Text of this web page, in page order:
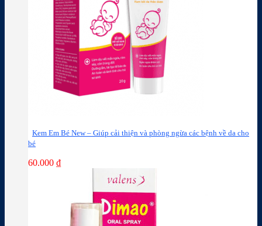
Kem Em Bé New – Giúp cải thiện và phòng ngừa các bệnh về da cho
bé
60.000 ₫